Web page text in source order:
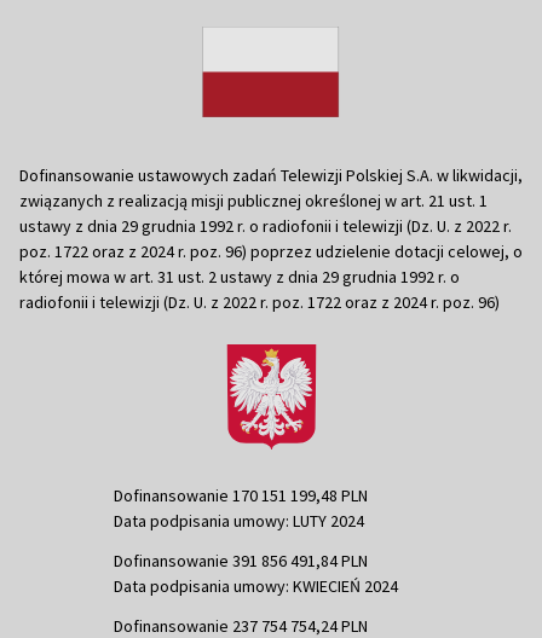
Dofinansowanie ustawowych zadań Telewizji Polskiej S.A. w likwidacji,
związanych z realizacją misji publicznej określonej w art. 21 ust. 1
ustawy z dnia 29 grudnia 1992 r. o radiofonii i telewizji (Dz. U. z 2022 r.
poz. 1722 oraz z 2024 r. poz. 96) poprzez udzielenie dotacji celowej, o
której mowa w art. 31 ust. 2 ustawy z dnia 29 grudnia 1992 r. o
radiofonii i telewizji (Dz. U. z 2022 r. poz. 1722 oraz z 2024 r. poz. 96)
Dofinansowanie 170 151 199,48 PLN
Data podpisania umowy: LUTY 2024
Dofinansowanie 391 856 491,84 PLN
Data podpisania umowy: KWIECIEŃ 2024
Dofinansowanie 237 754 754,24 PLN